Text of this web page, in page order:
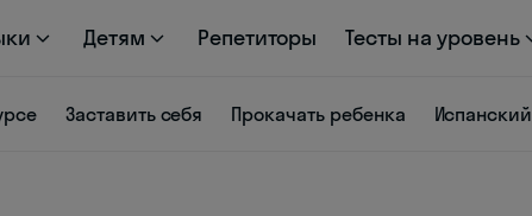
Детям Репетиторы Тесты на уровень
Заставить себя Прокачать ребенка Испанский